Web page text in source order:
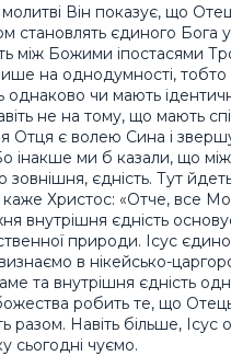
Він показує, що
становлять єдиного Бога
між Божими іпостасями
на однодумності, тобто
чи мають
не на тому, що мають
Отця є волею Сина і
інакше ми б казали, що
зовнішня, єдність. Тут
Христос: «Отче, все
внутрішня єдність
природи. Ісус
в нікейсько-
та внутрішня єдність
робить те, що
разом. Навіть більше, Ісус
сьогодні чуємо.